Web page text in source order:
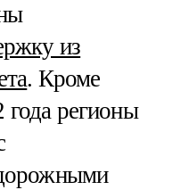
из
. Кроме
года регионы